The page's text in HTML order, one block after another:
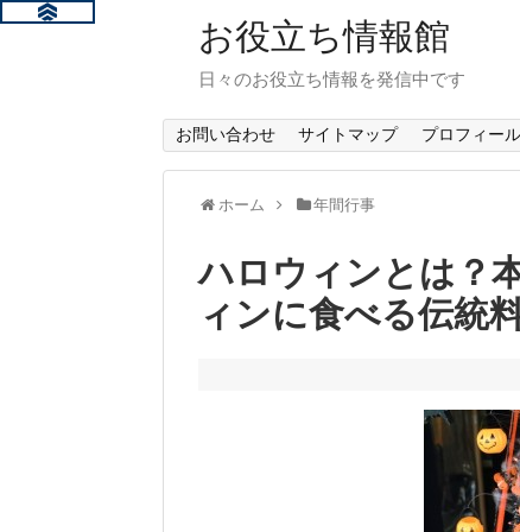
お役立ち情報館
日々のお役立ち情報を発信中です
お問い合わせ サイトマップ プロフィール
ホーム 年間行事
ハロウィンとは？
ィンに食べる伝統